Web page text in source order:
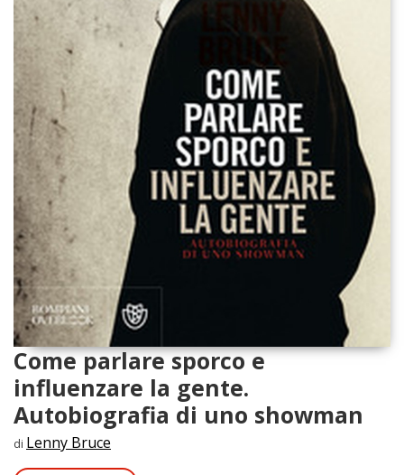
Come parlare sporco e
influenzare la gente.
Autobiografia di uno showman
di Lenny Bruce